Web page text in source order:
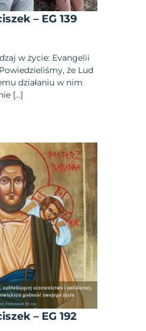
– EG 139
w życie: Evangelii
że Lud
działaniu w nim
[…]
– EG 192